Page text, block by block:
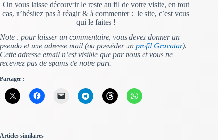
On vous laisse découvrir le reste au fil de votre visite, en tout
cas, n’hésitez pas à réagir & à commenter : le site, c’est vous
qui le faites !
Note : pour laisser un commentaire, vous devez donner un
pseudo et une adresse mail (ou posséder un profil Gravatar).
Cette adresse email n’est visible que par nous et vous ne
recevrez pas de spams de notre part.
Partager :
Articles similaires